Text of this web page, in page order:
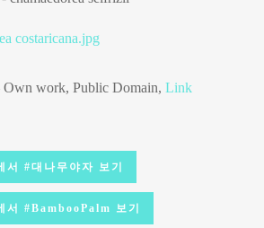
Own work, Public Domain,Link
서 #대나무야자 보기
서 #BambooPalm 보기